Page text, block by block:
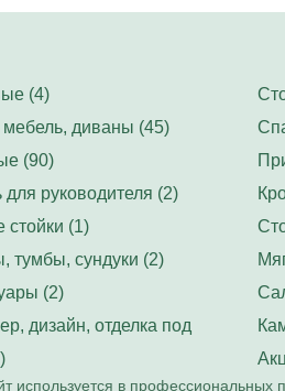
(4)
мебель, диваны (45)
(90)
для руководителя (2)
стойки (1)
тумбы, сундуки (2)
(2)
дизайн, отделка под
в профессиональных